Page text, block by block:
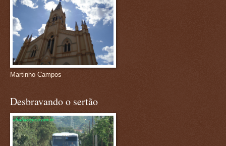
Martinho Campos
Desbravando o sertão